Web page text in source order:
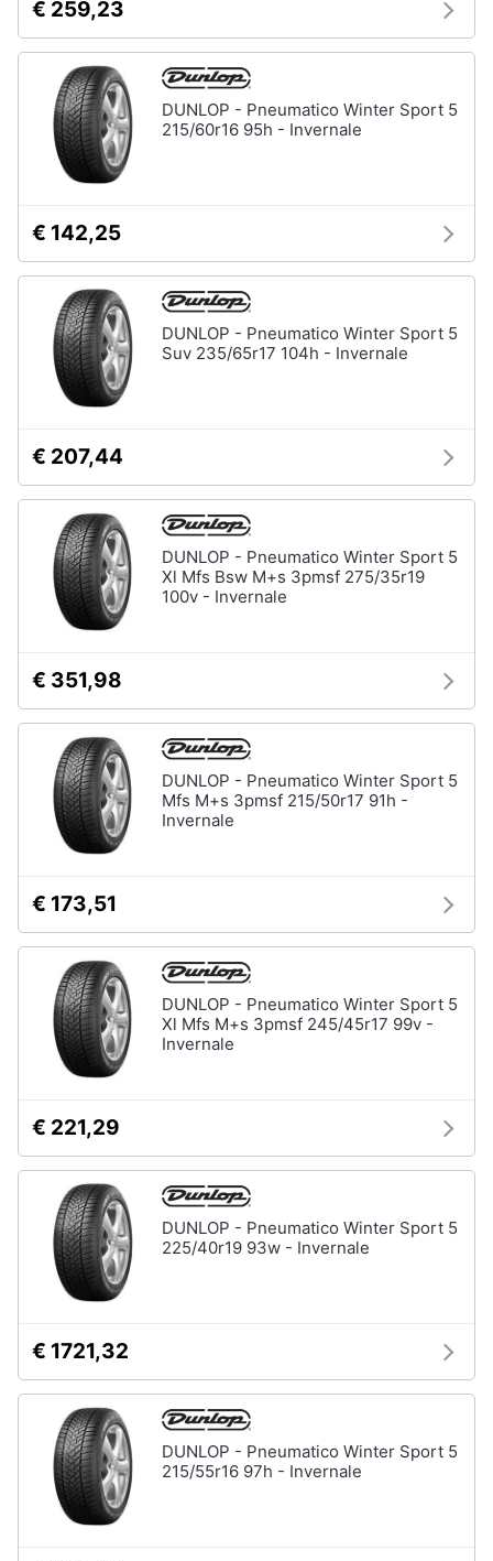
€ 259,23
DUNLOP - Pneumatico Winter Sport 5
215/60r16 95h - Invernale
€ 142,25
DUNLOP - Pneumatico Winter Sport 5
Suv 235/65r17 104h - Invernale
€ 207,44
DUNLOP - Pneumatico Winter Sport 5
Xl Mfs Bsw M+s 3pmsf 275/35r19
100v - Invernale
€ 351,98
DUNLOP - Pneumatico Winter Sport 5
Mfs M+s 3pmsf 215/50r17 91h -
Invernale
€ 173,51
DUNLOP - Pneumatico Winter Sport 5
Xl Mfs M+s 3pmsf 245/45r17 99v -
Invernale
€ 221,29
DUNLOP - Pneumatico Winter Sport 5
225/40r19 93w - Invernale
€ 1721,32
DUNLOP - Pneumatico Winter Sport 5
215/55r16 97h - Invernale